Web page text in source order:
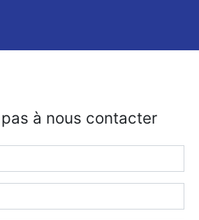
à nous contacter